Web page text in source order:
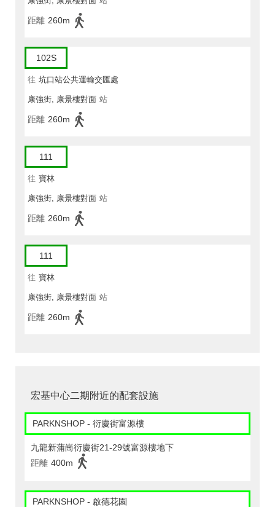
距離 260m
102S
往 坑口站公共運輸交匯處
康強街, 康景樓對面 站
距離 260m
111
往 寶林
康強街, 康景樓對面 站
距離 260m
111
往 寶林
康強街, 康景樓對面 站
距離 260m
宏基中心二期附近的配套設施
PARKNSHOP - 衍慶街富源樓
九龍新蒲崗衍慶街21-29號富源樓地下
距離 400m
PARKNSHOP - 啟德花園